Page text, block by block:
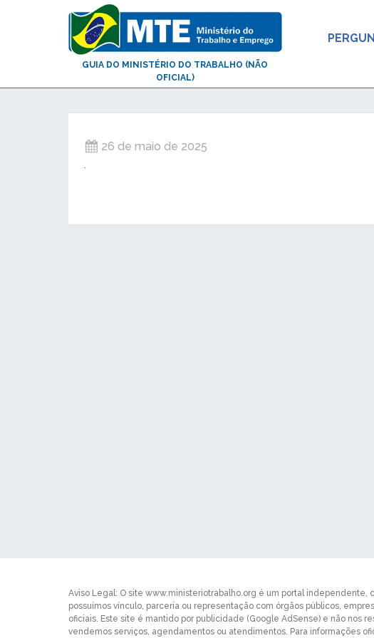
GUIA DO MINISTÉRIO DO TRABALHO (NÃO
OFICIAL)
26 de maio de 2025
Aviso Legal: O site www.ministeriotrabalho.org é um portal
possuímos vínculo, parceria ou representação com órgãos públicos,
oficiais. Este site é mantido por publicidade (Google AdSense) e não nos
vendemos serviços, agendamentos ou atendimentos. Para informações